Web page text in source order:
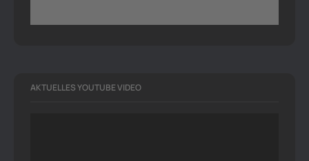
AKTUELLES YOUTUBE VIDEO